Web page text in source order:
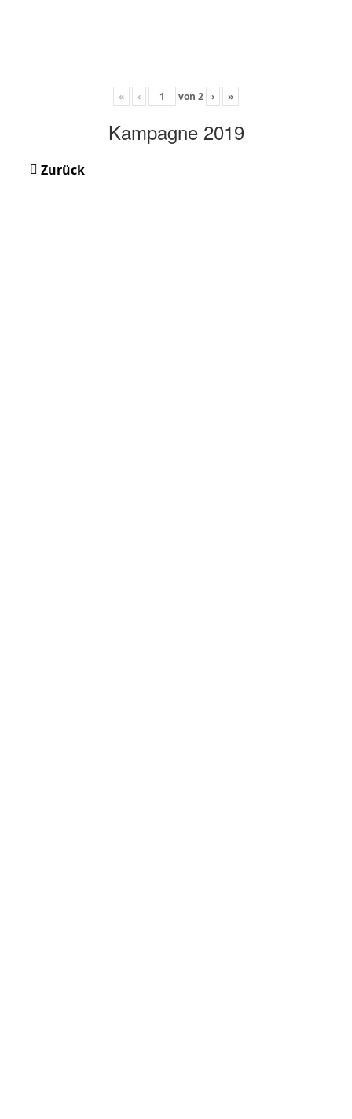
« ‹ von 2 › »
Kampagne 2019
Zurück